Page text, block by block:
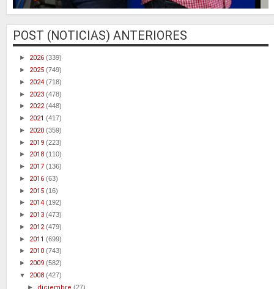
POST (NOTICIAS) ANTERIORES
► 2026 (339)
► 2025 (749)
► 2024 (718)
► 2023 (478)
► 2022(448)
► 2021 (417)
► 2020 (359)
► 2019 (223)
► 2018 (110)
► 2017 (136)
► 2016 (63)
► 2015 (16)
► 2014 (192)
► 2013 (473)
► 2012(479)
► 2011 (699)
► 2010 (743)
► 2009 (582)
▼ 2008 (427)
► diciembre(27)